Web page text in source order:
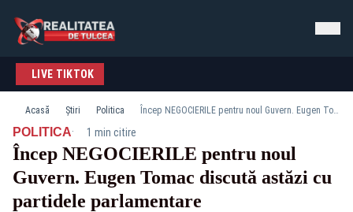
LIVE TIKTOK
Acasă Știri Politica Încep NEGOCIERILE pentru noul Guvern. Eugen Tomac discută astăzi cu partidele parlamentare
POLITICA· 1 min citire
Încep NEGOCIERILE pentru noul
Guvern. Eugen Tomac discută astăzi cu
partidele parlamentare